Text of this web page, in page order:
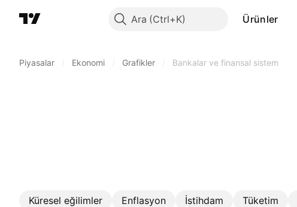
Ara Ürünler
Piyasalar Ekonomi Grafikler Bankalar ve finansal sistem
Küresel eğilimler Enflasyon İstihdam Tüketim